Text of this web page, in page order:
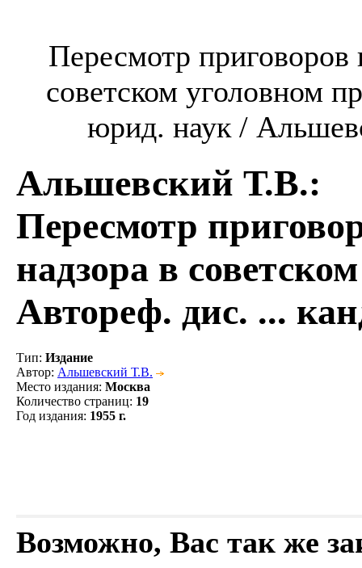
Пересмотр приговоров
советском уголовном
юрид. наук /
Альшевский Т.В.:
Пересмотр
надзора в
Автореф. дис. ...
Тип: Издание
Автор: Альшевский Т.В.
Место издания: Москва
Количество страниц: 19
Год издания: 1955 г.
Возможно, Вас так же